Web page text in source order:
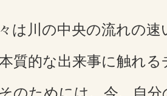
は川の中央の流れの速
質的な出来事に触れ
のためには、今、自